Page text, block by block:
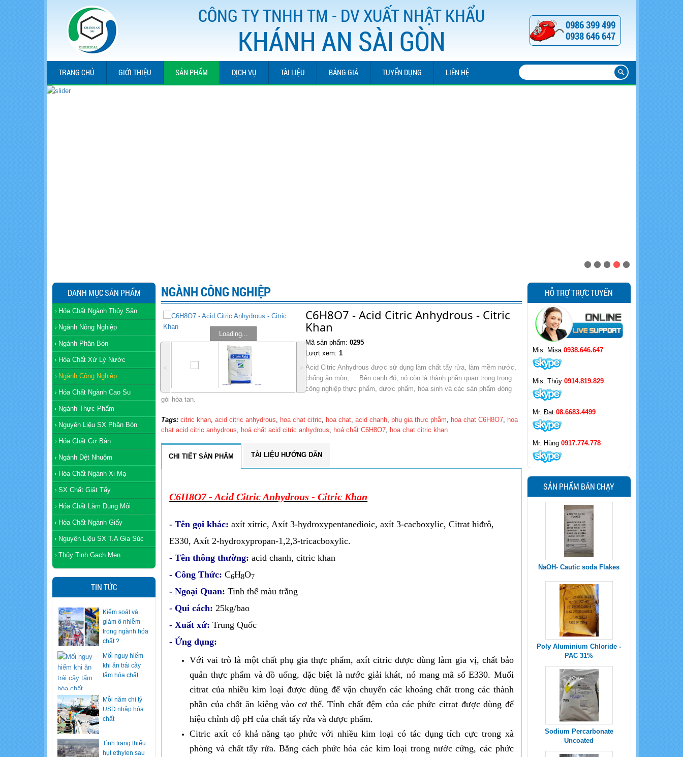
CÔNG TY TNHH TM - DV XUẤT NHẬT KHẨU
KHÁNH AN SÀI GÒN
0986 399 499
0938 646 647
TRANG CHỦ GIỚI THIỆU SẢN PHẨM DỊCH VỤ TÀI LIỆU BẢNG GIÁ TUYỂN DỤNG LIÊN HỆ
DANH MỤC SẢN PHẨM
Hóa Chất Ngành Thủy Sản
Ngành Nông Nghiệp
Ngành Phân Bón
Hóa Chất Xử Lý Nước
Ngành Công Nghiệp
Hóa Chất Ngành Cao Su
Ngành Thực Phẩm
Nguyên Liệu SX Phân Bón
Hóa Chất Cơ Bản
Ngành Dệt Nhuộm
Hóa Chất Ngành Xi Mạ
SX Chất Giặt Tẩy
Hóa Chất Làm Dung Môi
Hóa Chất Ngành Giấy
Nguyên Liệu SX T.A Gia Súc
Thủy Tinh Gạch Men
TIN TỨC
Kiểm soát và
giảm ô nhiễm
trong ngành hóa
chất ?
Mối nguy hiểm
khi ăn trái cây
tẩm hóa chất
Mỗi năm chi tỷ
USD nhập hóa
chất
Tình trạng thiếu
hụt ethylen sau
NGÀNH CÔNG NGHIỆP
Loading...
˂ ˃
C6H8O7 - Acid Citric Anhydrous - Citric
Khan
Mã sản phẩm:0295
Lượt xem:1
Acid Citric Anhydrous được sử dụng làm chất tẩy rửa, làm mềm nước,
chống ăn mòn, ... Bên cạnh đó, nó còn là thành phần quan trọng trong
công nghiệp thực phẩm, dược phẩm, hóa sinh và các sản phẩm đóng
gói hòa tan.
Tags: citric khan ,acid citric anhydrous hoa chat citric hoa chat ,acid chanh ,phụ gia thực phẫm hoa chat C6H8O7
hoa
chat acid citric anhydrous
hoá chất acid citric anhydrous hoá chất C6H8O7 hoa chat citric khan
CHI TIẾT SẢN PHẨM TÀI LIỆU HƯỚNG DẪN
C6H8O7 - Acid Citric Anhydrous - Citric Khan
- Tên gọi khác: axít xitric, Axít 3-hydroxypentanedioic, axít 3-cacboxylic, Citrat hiđrô,
E330, Axít 2-hydroxypropan-1,2,3-tricacboxylic.
- Tên thông thường: acid chanh, citric khan
- Công Thức: C6H8O7
- Ngoại Quan: Tinh thể màu trắng
- Qui cách: 25kg/bao
- Xuất xứ:Trung Quốc
- Ứng dụng:
Với vai trò là một chất phụ gia thực phẩm, axít citric được dùng làm gia vị, chất bảo
quản thực phẩm và đồ uống, đặc biệt là nước giải khát, nó mang mã số E330. Muối
citrat của nhiều kim loại được dùng để vận chuyển các khoáng chất trong các thành
phần của chất ăn kiêng vào cơ thể. Tính chất đệm của các phức citrat được dùng để
hiệu chỉnh độ pH của chất tẩy rửa và dược phẩm.
Citric axít có khả năng tạo phức với nhiều kim loại có tác dụng tích cực trong xà
phòng và chất tẩy rửa. Bằng cách phức hóa các kim loại trong nước cứng, các phức
HỖ TRỢ TRỰC TUYẾN
Mis. Misa 0938.646.647
Mis. Thủy 0914.819.829
Mr. Đạt 08.6683.4499
Mr. Hùng 0917.774.778
SẢN PHẨM BÁN CHẠY
Poly Aluminium Chloride -
Sodium Percarbonate
Sodium Percarbonate